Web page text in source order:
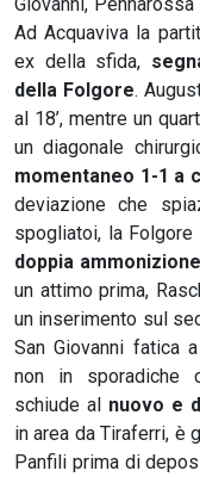
Ad Acquaviva la
ex della sfida,
della Folgore.
al 18’, mentre un
un diagonale
momentaneo 1-1 a
deviazione che
spogliatoi, la
doppia
un attimo prima,
un inserimento sul
San Giovanni fatica
non in sporadiche
schiude al nuovo e
in area da Tiraferri, è
Panfili prima di